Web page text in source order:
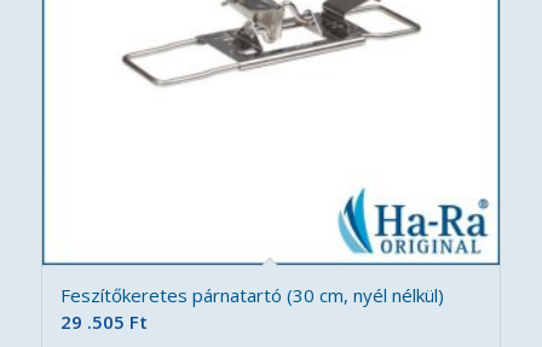
Feszítőkeretes párnatartó (30 cm, nyél nélkül)
29 .505 Ft